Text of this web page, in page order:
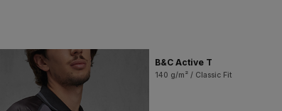
B&C Active T
140 g/m² / Classic Fit